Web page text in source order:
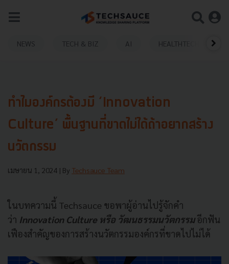
NEWS TECH & BIZ AI HEALTHTECH
ทำไมองค์กรต้องมี ‘Innovation
Culture’ พื้นฐานที่ขาดไม่ได้ถ้าอยากสร้าง
นวัตกรรม
เมษายน 1, 2024 | By Techsauce Team
ในบทความนี้ Techsauce ขอพาผู้อ่านไปรู้จักคำ
ว่า Innovation Culture หรือ วัฒนธรรมนวัตกรรมอีกฟัน
เฟืองสำคัญของการสร้างนวัตกรรมองค์กรที่ขาดไปไม่ได้